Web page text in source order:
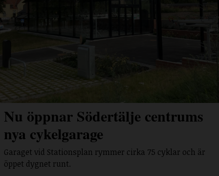
Nu öppnar Södertälje centrums
nya cykelgarage
Garaget vid Stationsplan rymmer cirka 75 cyklar och är
öppet dygnet runt.